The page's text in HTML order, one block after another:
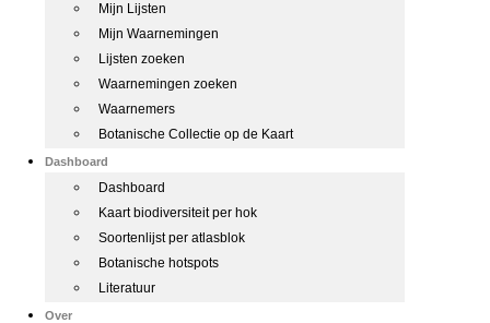
Mijn Lijsten
Mijn Waarnemingen
Lijsten zoeken
Waarnemingen zoeken
Waarnemers
Botanische Collectie op de Kaart
Dashboard
Dashboard
Kaart biodiversiteit per hok
Soortenlijst per atlasblok
Botanische hotspots
Literatuur
Over